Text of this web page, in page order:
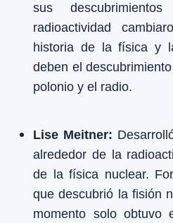
sus
radioactividad
historia de la física y
deben el
polonio y el radio.
Lise Meitner:
alrededor de la
de la física nuclear.
que descubrió la fisión
momento solo obtuvo